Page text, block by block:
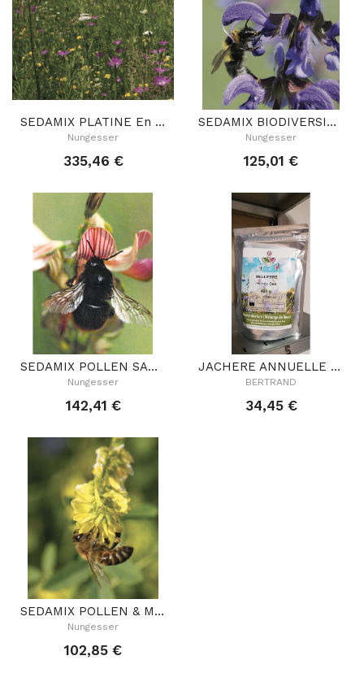
SEDAMIX PLATINE En 1 KG
Nungesser
335,46 €
SEDAMIX BIODIVERSITE PERENNE 1 KG
Nungesser
125,01 €
SEDAMIX POLLEN SAUVAGE En 1 KG (4 À 5 ANS)
Nungesser
142,41 €
JACHERE ANNUELLE MELLIFERE 400G MOYEN 1M-1M50
BERTRAND
34,45 €
SEDAMIX POLLEN & MIEL En 1 KG (BISANNUEL)
Nungesser
102,85 €